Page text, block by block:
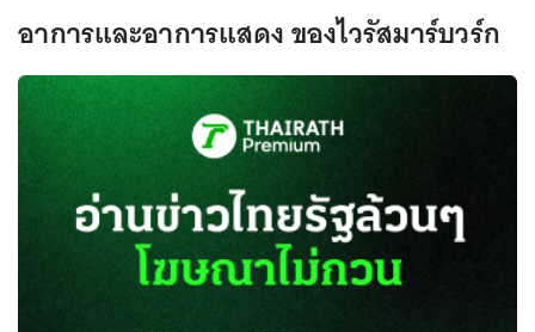
อาการและอาการแสดง ของไวรัสมาร์บวร์ก